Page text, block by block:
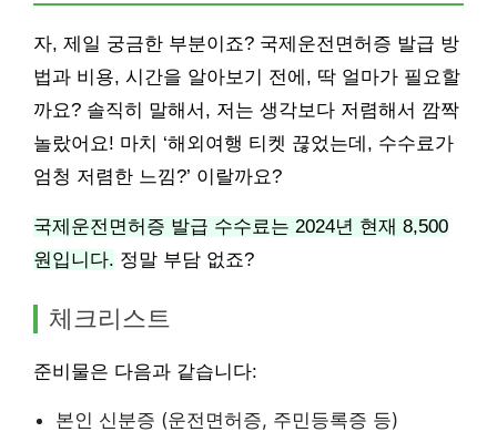
자, 제일 궁금한 부분이죠? 국제운전면허증 발급 방
법과 비용, 시간을 알아보기 전에, 딱 얼마가 필요할
까요? 솔직히 말해서, 저는 생각보다 저렴해서 깜짝
놀랐어요! 마치 ‘해외여행 티켓 끊었는데, 수수료가
엄청 저렴한 느낌?’ 이랄까요?
국제운전면허증 발급 수수료는 2024년 현재 8,500
원입니다. 정말 부담 없죠?
체크리스트
준비물은 다음과 같습니다:
본인 신분증 (운전면허증, 주민등록증 등)